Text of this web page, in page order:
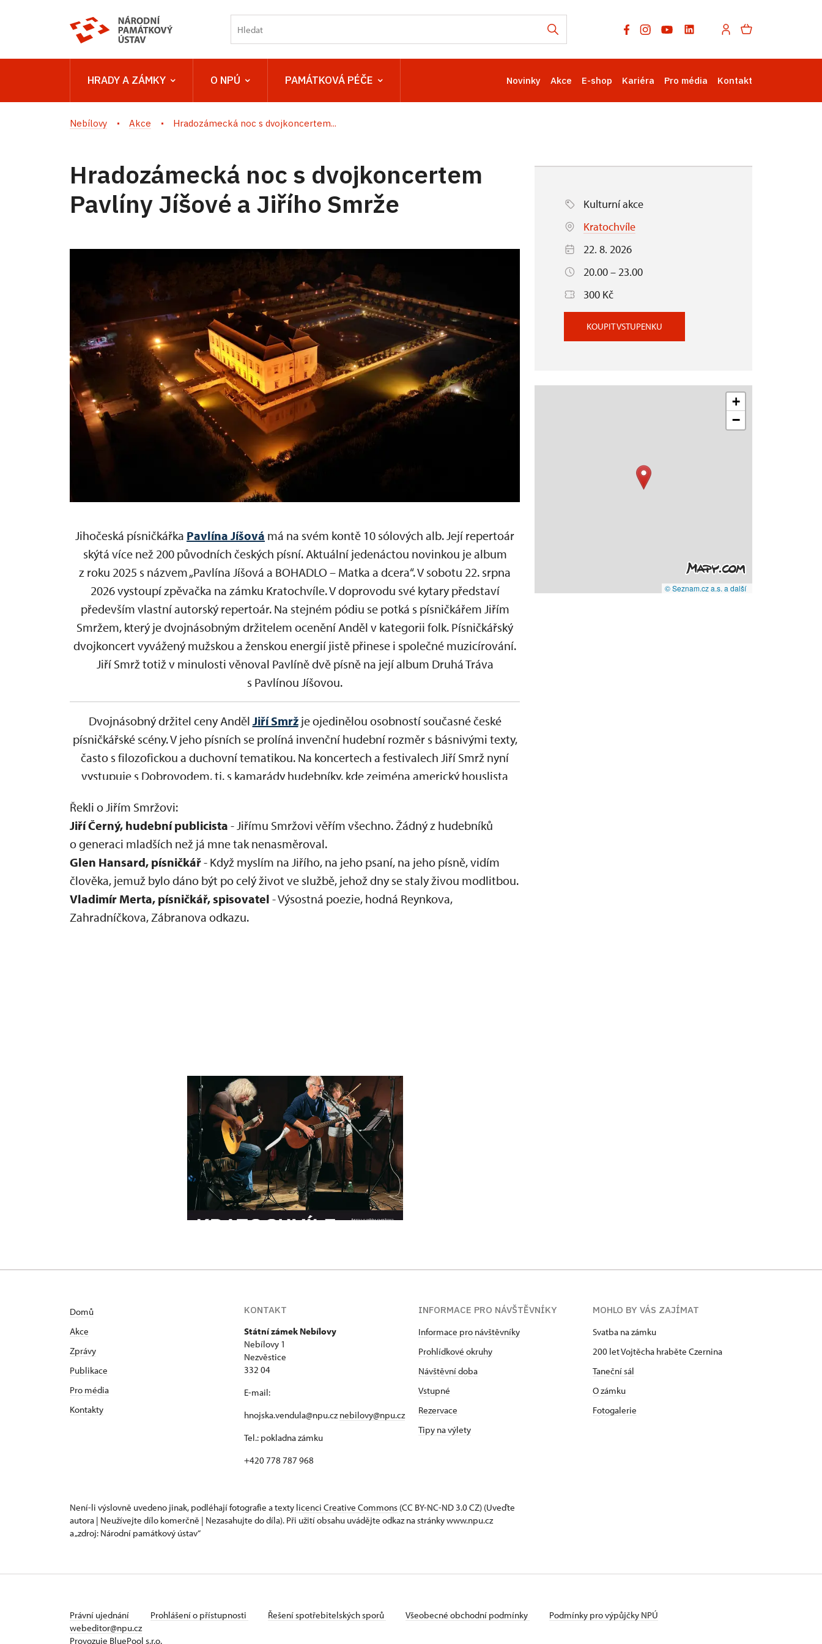
HRADY A ZÁMKY O NPÚ PAMÁTKOVÁ PÉČE Novinky Akce E-shop Kariéra Pro média Kontakt
Nebílovy Akce Hradozámecká noc s dvojkoncertem...
Hradozámecká noc s dvojkoncertem
Pavlíny Jíšové a Jiřího Smrže
Jihočeská písničkářka Pavlína Jíšová má na svém kontě 10 sólových alb. Její repertoár
skýtá více než 200 původních českých písní. Aktuální jedenáctou novinkou je album
z roku 2025 s názvem „Pavlína Jíšová a BOHADLO – Matka a dcera“. V sobotu 22. srpna
2026 vystoupí zpěvačka na zámku Kratochvíle. V doprovodu své kytary představí
především vlastní autorský repertoár. Na stejném pódiu se potká s písničkářem Jiřím
Smržem, který je dvojnásobným držitelem ocenění Anděl v kategorii folk. Písničkářský
dvojkoncert vyvážený mužskou a ženskou energií jistě přinese i společné muzicírování.
Jiří Smrž totiž v minulosti věnoval Pavlíně dvě písně na její album Druhá Tráva
s Pavlínou Jíšovou.
Dvojnásobný držitel ceny Anděl Jiří Smržje ojedinělou osobností současné české
písničkářské scény. V jeho písních se prolíná invenční hudební rozměr s básnivými texty,
často s filozofickou a duchovní tematikou. Na koncertech a festivalech Jiří Smrž nyní
vystupuje s Dobrovodem, tj. s kamarády hudebníky, kde zejména americký houslista
stává silným emočním zážitkem...
Řekli o Jiřím Smržovi:
Jiří Černý, hudební publicista - Jiřímu Smržovi věřím všechno. Žádný z hudebníků
o generaci mladších než já mne tak nenasměroval.
Glen Hansard, písničkář- Když myslím na Jiřího, na jeho psaní, na jeho písně, vidím
člověka, jemuž bylo dáno být po celý život ve službě, jehož dny se staly živou modlitbou.
Vladimír Merta, písničkář, spisovatel - Výsostná poezie, hodná Reynkova,
Zahradníčkova, Zábranova odkazu.
Kulturní akce
Kratochvíle
22. 8. 2026
20.00 – 23.00
300 Kč
KOUPIT VSTUPENKU
+
−
© Seznam.cz a.s. a další
Domů
Akce
Zprávy
Publikace
Pro média
Kontakty
KONTAKT
Státní zámek Nebílovy
Nebílovy 1
Nezvěstice
332 04
E-mail:
hnojska.vendula@npu.cz nebilovy@npu.cz
Tel.: pokladna zámku
+420 778 787 968
INFORMACE PRO NÁVŠTĚVNÍKY
Informace pro návštěvníky
Prohlídkové okruhy
Návštěvní doba
Vstupné
Rezervace
Tipy na výlety
MOHLO BY VÁS ZAJÍMAT
Svatba na zámku
200 let Vojtěcha hraběte Czernina
Taneční sál
O zámku
Fotogalerie
Není-li výslovně uvedeno jinak, podléhají fotografie a texty licenci Creative Commons (CC BY-NC-ND 3.0 CZ) (Uveďte
autora | Neužívejte dílo komerčně | Nezasahujte do díla). Při užití obsahu uvádějte odkaz na stránky www.npu.cz
a „zdroj: Národní památkový ústav“
Právní ujednání Prohlášení o přístupnosti Řešení spotřebitelských sporů Všeobecné obchodní podmínky
Podmínky pro výpůjčky NPÚ
webeditor@npu.cz
Provozuje BluePool s.r.o.